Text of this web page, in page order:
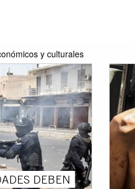
y culturales
DEBEN